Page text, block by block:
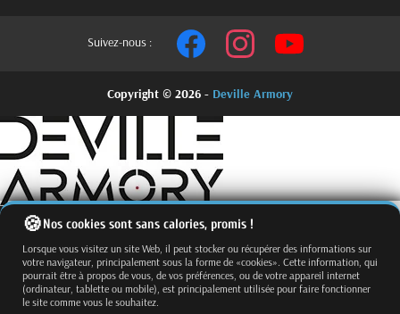
Suivez-nous :
Copyright © 2026 - Deville Armory
Nos cookies sont sans calories, promis !
Lorsque vous visitez un site Web, il peut stocker ou récupérer des informations sur
votre navigateur, principalement sous la forme de «cookies». Cette information, qui
pourrait être à propos de vous, de vos préférences, ou de votre appareil internet
(ordinateur, tablette ou mobile), est principalement utilisée pour faire fonctionner
le site comme vous le souhaitez.
Fermer